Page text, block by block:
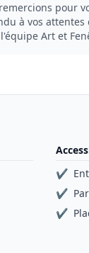
pour
à vos
Art et
✔
✔
✔